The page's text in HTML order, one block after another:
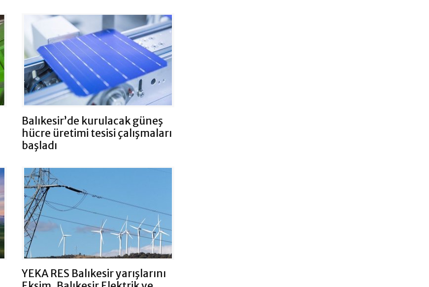
Balıkesir’de kurulacak güneş
hücre üretimi tesisi çalışmaları
başladı
YEKA RES Balıkesir yarışlarını